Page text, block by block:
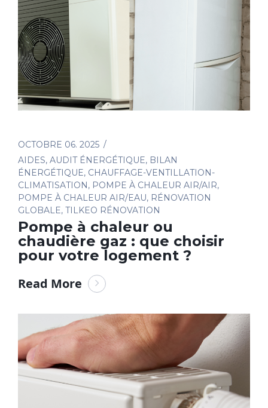
OCTOBRE 06. 2025
AIDES, AUDIT ÉNERGÉTIQUE, BILAN
ÉNERGÉTIQUE, CHAUFFAGE-VENTILLATION-
CLIMATISATION, POMPE À CHALEUR AIR/AIR,
POMPE À CHALEUR AIR/EAU, RÉNOVATION
GLOBALE, TILKEO RÉNOVATION
Pompe à chaleur ou
chaudière gaz : que choisir
pour votre logement ?
Read More